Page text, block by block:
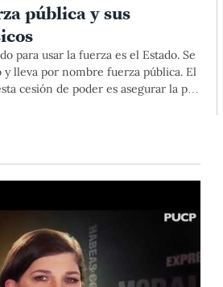
pública y sus
para usar la fuerza es el Estado. Se
lleva por nombre fuerza pública. El
cesión de poder es asegurar la paz
hechos recientes ponen en
del IDEHPUCP, nos
componentes de derechos humanos
representada por la Policía.